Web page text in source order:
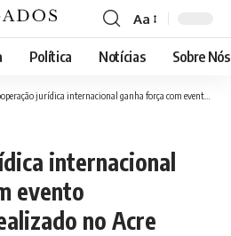
Font
Resizer
Aa
Política Notícias Sobre Nós
jurídica internacional ganha força com evento transnacional realizado no Acre
internacional
evento
no Acre